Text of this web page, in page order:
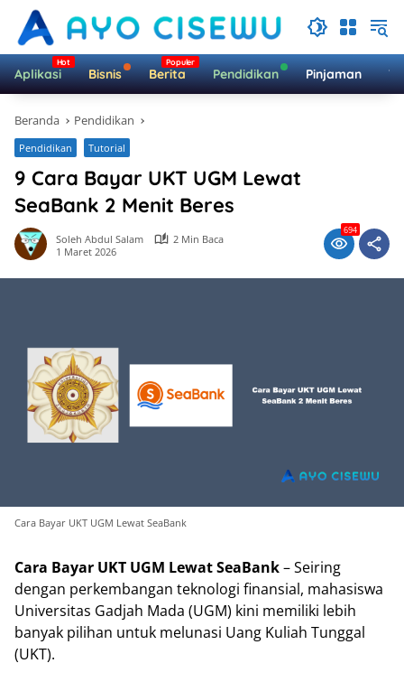
Langsung
konten
Aplikasi Bisnis Berita Pendidikan Pinjaman
Beranda Pendidikan
Pendidikan Tutorial
9 Cara Bayar UKT UGM Lewat
SeaBank 2 Menit Beres
Soleh Abdul Salam
2 Min Baca
1 Maret 2026
694
Cara Bayar UKT UGM Lewat SeaBank
Cara Bayar UKT UGM Lewat SeaBank– Seiring
dengan perkembangan teknologi finansial, mahasiswa
Universitas Gadjah Mada (UGM) kini memiliki lebih
banyak pilihan untuk melunasi Uang Kuliah Tunggal
(UKT).